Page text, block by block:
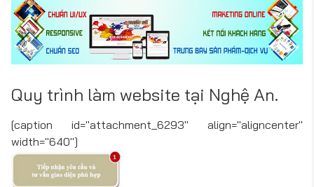
Quy trình làm website tại Nghệ An.
[caption id="attachment_6293" align="aligncenter"
width="640"]